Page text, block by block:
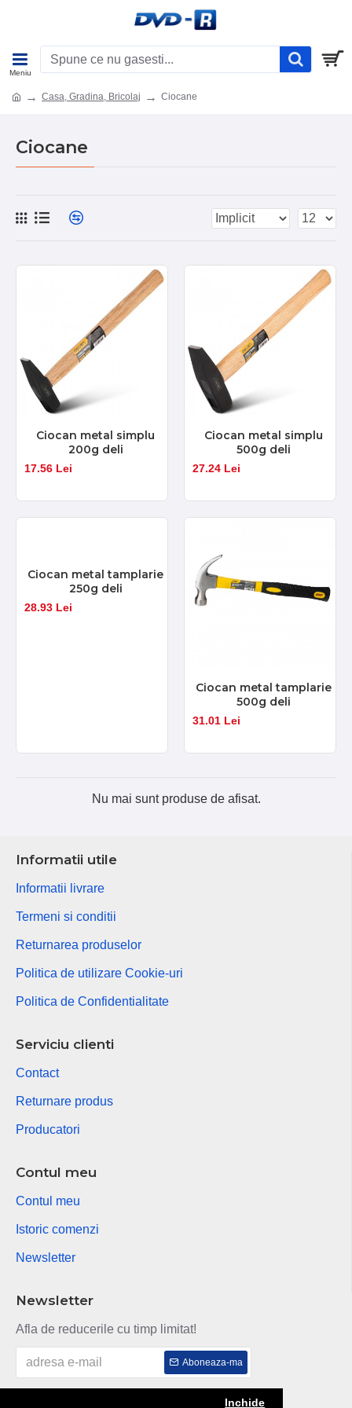
Inchide
Casa, Gradina, Bricolaj Ciocane
Ciocane
Ciocan metal simplu
200g deli
17.56 Lei
Ciocan metal simplu
500g deli
27.24 Lei
Ciocan metal tamplarie
250g deli
28.93 Lei
Ciocan metal tamplarie
500g deli
31.01 Lei
Nu mai sunt produse de afisat.
Informatii utile
Informatii livrare
Termeni si conditii
Returnarea produselor
Politica de utilizare Cookie-uri
Politica de Confidentialitate
Serviciu clienti
Contact
Returnare produs
Producatori
Contul meu
Contul meu
Istoric comenzi
Newsletter
Newsletter
Afla de reducerile cu timp limitat!
Aboneaza-ma